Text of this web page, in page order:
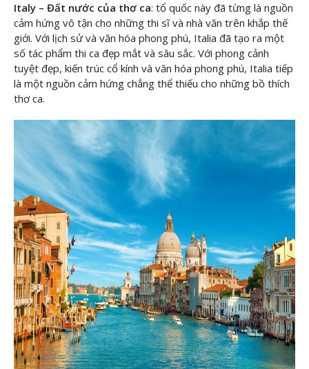
Italy – Đất nước của thơ ca: tổ quốc này đã từng là nguồn
cảm hứng vô tận cho những thi sĩ và nhà văn trên khắp thế
giới. Với lịch sử và văn hóa phong phú, Italia đã tạo ra một
số tác phẩm thi ca đẹp mắt và sâu sắc. Với phong cảnh
tuyệt đẹp, kiến trúc cổ kính và văn hóa phong phú, Italia tiếp
là một nguồn cảm hứng chẳng thể thiếu cho những bồ thích
thơ ca.